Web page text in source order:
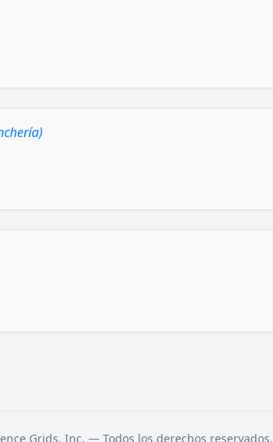
Grids, Inc. — Todos los derechos reservados.